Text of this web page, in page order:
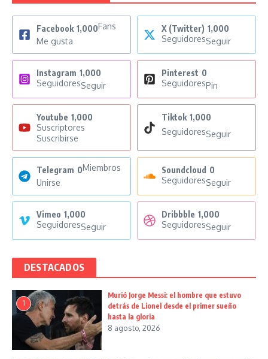
Facebook 1,000Fans
Me gusta
X (Twitter) 1,000
SeguidoresSeguir
Instagram 1,000
SeguidoresSeguir
Pinterest 0
SeguidoresPin
Youtube 1,000
Suscriptores
Suscribirse
Tiktok 1,000
SeguidoresSeguir
Telegram 0Miembros
Unirse
Soundcloud 0
SeguidoresSeguir
Vimeo 1,000
SeguidoresSeguir
Dribbble 1,000
SeguidoresSeguir
DESTACADOS
1
Murió Jorge Messi: el hombre que estuvo
detrás de Lionel desde el primer sueño
hasta la gloria
8 agosto, 2026